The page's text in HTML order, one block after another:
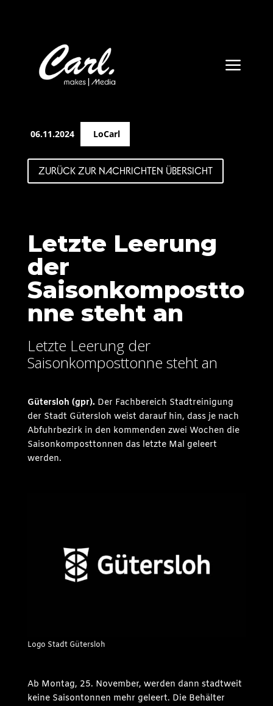
a
06.11.2024 LoCarl
ZURÜCK ZUR NACHRICHTEN ÜBERSICHT
Letzte Leerung
der
Saisonkompostto
nne steht an
Letzte Leerung der
Saisonkomposttonne steht an
Gütersloh (gpr). Der Fachbereich Stadtreinigung
der Stadt Gütersloh weist darauf hin, dass je nach
Abfuhrbezirk in den kommenden zwei Wochen die
Saisonkomposttonnen das letzte Mal geleert
werden.
Logo Stadt Gütersloh
Ab Montag, 25. November, werden dann stadtweit
keine Saisontonnen mehr geleert. Die Behälter